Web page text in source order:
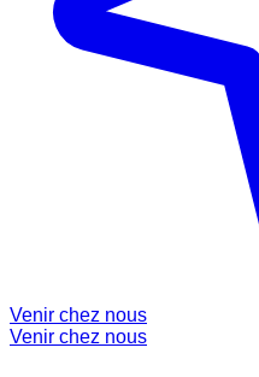
Venir chez nous
Venir chez nous